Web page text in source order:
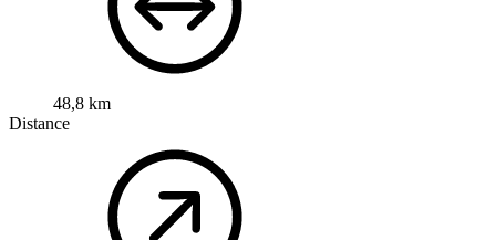
48,8 km
Distance